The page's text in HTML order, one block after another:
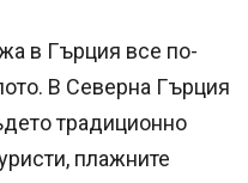
в Гърция все по-
В Северна Гърция
традиционно
плажните